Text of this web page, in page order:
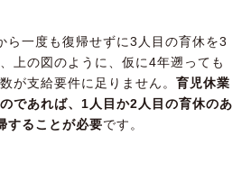
ら一度も復帰せずに3人目の育休を3
上の図のように、仮に4年遡っても
が支給要件に足りません。 育児休業
であれば、1人目か2人目の育休のあ
することが必要です。